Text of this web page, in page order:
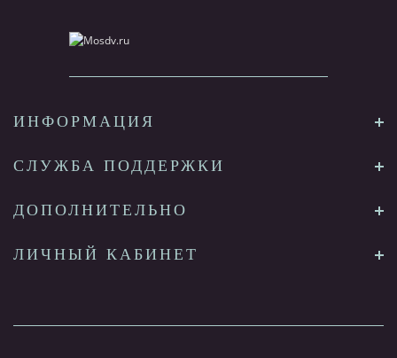
ИНФОРМАЦИЯ
СЛУЖБА ПОДДЕРЖКИ
ДОПОЛНИТЕЛЬНО
ЛИЧНЫЙ КАБИНЕТ